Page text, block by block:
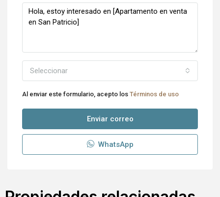
Seleccionar
Al enviar este formulario, acepto los Términos de uso
Enviar correo
WhatsApp